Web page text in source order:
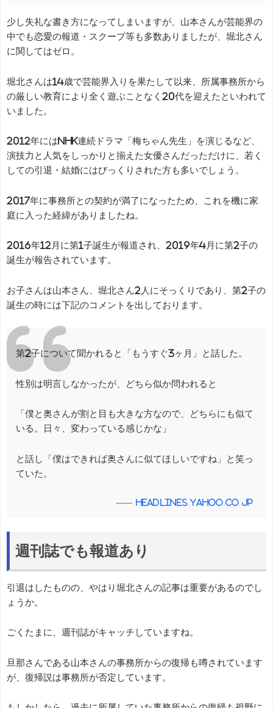
少し失礼な書き方になってしまいますが、山本さんが芸能界の
中でも恋愛の報道・スクープ等も多数ありましたが、堀北さん
に関してはゼロ。
堀北さんは14歳で芸能界入りを果たして以来、所属事務所から
の厳しい教育により全く遊ぶことなく20代を迎えたといわれて
いました。
2012年にはNHK連続ドラマ「梅ちゃん先生」を演じるなど、
演技力と人気をしっかりと揃えた女優さんだっただけに、若く
しての引退・結婚にはびっくりされた方も多いでしょう。
2017年に事務所との契約が満了になったため、これを機に家
庭に入った経緯がありましたね。
2016年12月に第1子誕生が報道され、2019年4月に第2子の
誕生が報告されています。
お子さんは山本さん、堀北さん2人にそっくりであり、第2子の
誕生の時には下記のコメントを出しております。
第2子について聞かれると「もうすぐ3ヶ月」と話した。
性別は明言しなかったが、どちら似か問われると
「僕と奥さんが割と目も大きな方なので、どちらにも似て
いる。日々、変わっている感じかな」
と話し「僕はできれば奥さんに似てほしいですね」と笑っ
ていた。
headlines.yahoo.co.jp
週刊誌でも報道あり
引退はしたものの、やはり堀北さんの記事は重要があるのでし
ょうか。
ごくたまに、週刊誌がキャッチしていますね。
旦那さんである山本さんの事務所からの復帰も噂されています
が、復帰説は事務所が否定しています。